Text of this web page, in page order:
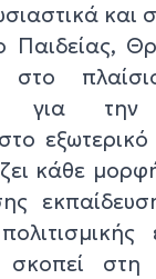
και
Παιδείας,
στο
για την
κάθε
σκοπεί στη